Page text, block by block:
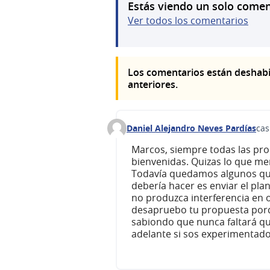
Estás viendo un solo
Ver todos los comentarios
Los comentarios están
anteriores.
Comentario 50
Daniel Alejandro Neves Pardías
Marcos, siempre todas las
bienvenidas. Quizas lo que
Todavía quedamos algunos
debería hacer es enviar el
no produzca interferencia en
desapruebo tu propuesta
sabiondo que nunca faltará
adelante si sos